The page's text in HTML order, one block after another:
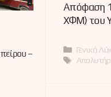
Απόφαση
ΧΦΜ) του
Γενικά
Ετικέτες
–